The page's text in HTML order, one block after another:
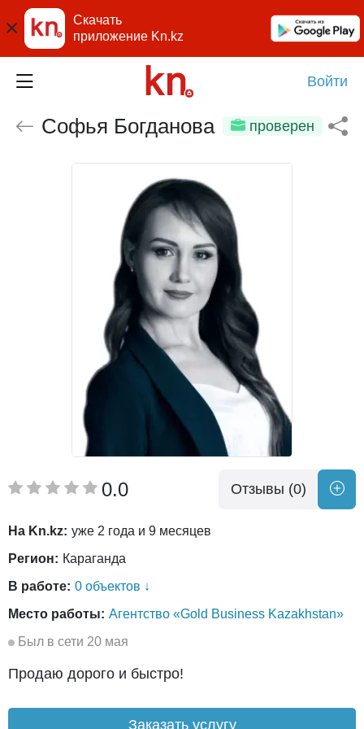
Скачать
приложение Kn.kz
Войти
Софья Богданова проверен
0.0 Отзывы (0)
На Kn.kz: уже 2 года и 9 месяцев
Регион: Караганда
В работе: 0 объектов ↓
Место работы: Агентство «Gold Business Kazakhstan»
Был в сети 20 мая
Продаю дорого и быстро!
Заказать услугу